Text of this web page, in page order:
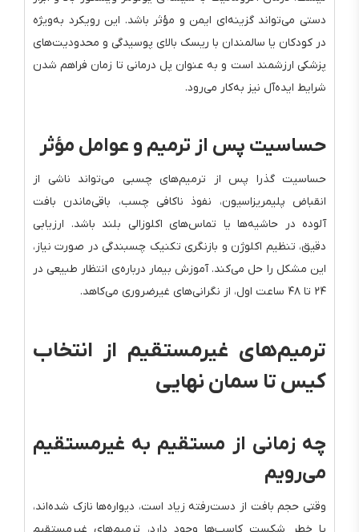
دستی می‌تواند گزینه‌ای ایمن و مؤثر باشد. این رویکرد به‌ویژه
در کودکان یا سالمندان با ریسک بالای پوسیدگی و محدودیت‌های
پزشکی ارزشمند است و به عنوان پل درمانی تا زمان فراهم شدن
شرایط ایده‌آل نیز به‌کار می‌رود.
حساسیت پس از ترمیم و عوامل مؤثر
حساسیت گذرا پس از ترمیم‌های چسبی می‌تواند ناشی از
انقباض پلیمریزاسیون، نفوذ ناکافی چسب، باقی‌ماندن بافت
آلوده در حاشیه‌ها یا تماس‌های اکلوزالی بلند باشد. ارزیابی
دقیق، تنظیم اکلوژن و بازنگری تکنیک چسبندگی در صورت نیاز،
این مشکل را حل می‌کند. آموزش بیمار درباره‌ی انتظار طبیعی در
۲۴ تا ۴۸ ساعت اول، از نگرانی‌های غیرضروری می‌کاهد.
ترمیم‌های غیرمستقیم از انتخاب
کیس تا سمان نهایی
چه زمانی از مستقیم به غیرمستقیم
می‌رویم
وقتی حجم بافت از دست‌رفته زیاد است، دیواره‌ها نازک شده‌اند،